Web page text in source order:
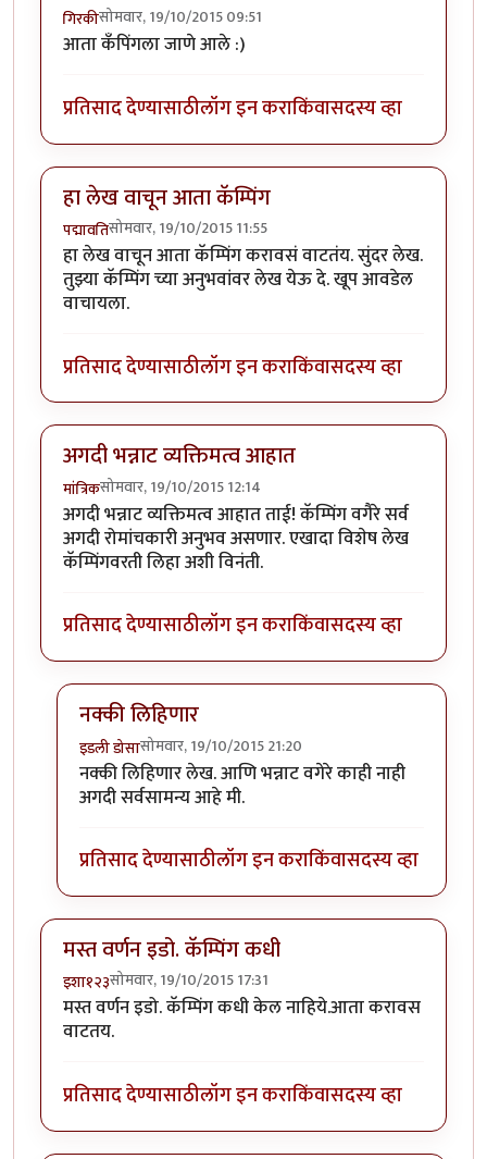
गिरकीसोमवार, 19/10/2015 09:51
आता कँपिंगला जाणे आले :)
प्रतिसाद देण्यासाठीलॉग इन कराकिंवासदस्य व्हा
हा लेख वाचून आता कॅम्पिंग
पद्मावतिसोमवार, 19/10/2015 11:55
हा लेख वाचून आता कॅम्पिंग करावसं वाटतंय. सुंदर लेख.
तुझ्या कॅम्पिंग च्या अनुभवांवर लेख येऊ दे. खूप आवडेल
वाचायला.
प्रतिसाद देण्यासाठीलॉग इन कराकिंवासदस्य व्हा
अगदी भन्नाट व्यक्तिमत्व आहात
मांत्रिकसोमवार, 19/10/2015 12:14
अगदी भन्नाट व्यक्तिमत्व आहात ताई! कॅम्पिंग वगैरे सर्व
अगदी रोमांचकारी अनुभव असणार. एखादा विशेष लेख
कॅम्पिंगवरती लिहा अशी विनंती.
प्रतिसाद देण्यासाठीलॉग इन कराकिंवासदस्य व्हा
नक्की लिहिणार
इडली डोसासोमवार, 19/10/2015 21:20
In reply toअगदी भन्नाट व्यक्तिमत्व आहातbyमांत्रिक
नक्की लिहिणार लेख. आणि भन्नाट वगेरे काही नाही
अगदी सर्वसामन्य आहे मी.
प्रतिसाद देण्यासाठीलॉग इन कराकिंवासदस्य व्हा
मस्त वर्णन इडो. कॅम्पिंग कधी
इशा१२३सोमवार, 19/10/2015 17:31
मस्त वर्णन इडो. कॅम्पिंग कधी केल नाहिये.आता करावस
वाटतय.
प्रतिसाद देण्यासाठीलॉग इन कराकिंवासदस्य व्हा